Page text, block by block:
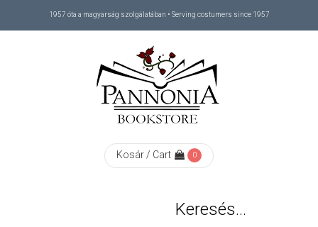
1957 óta a magyarság szolgálatában • Serving costumers since 1957
Kosár / Cart 0
Keresés…